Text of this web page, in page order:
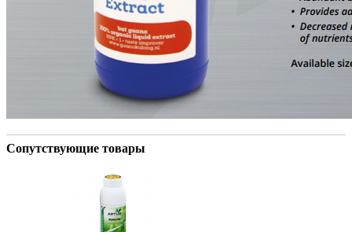
Сопутствующие товары